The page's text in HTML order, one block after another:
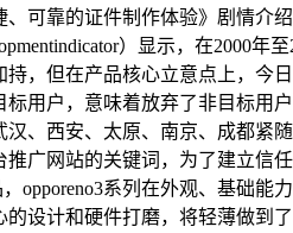
可靠的证件制作体验》剧情介
）显示，在2000
，但在产品核心立意点上，今
用户，意味着放弃了非目标用
、西安、太原、南京、成都紧
推广网站的关键词，为了建立信
opporeno3系列在外观、基础
设计和硬件打磨，将轻薄做到